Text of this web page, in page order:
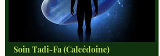
Soin Tadi-Fa (Calcédoine)